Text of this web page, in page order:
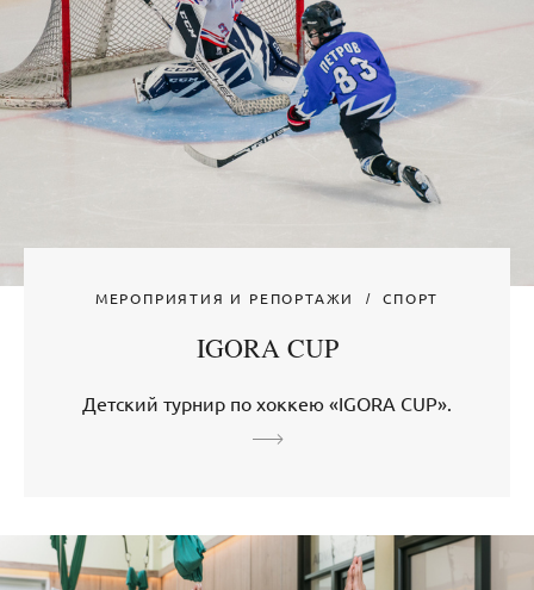
МЕРОПРИЯТИЯ И РЕПОРТАЖИ СПОРТ
IGORA CUP
Детский турнир по хоккею «IGORA CUP».